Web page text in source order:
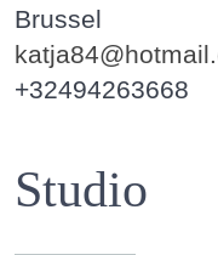
Brussel
+32494263668
Studio